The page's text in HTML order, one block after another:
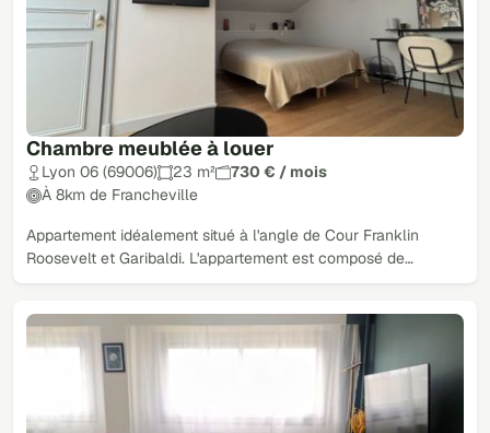
Chambre meublée à louer
Lyon 06 (69006) 23 m²
730 € / mois
À 8km de Francheville
Appartement idéalement situé à l'angle de Cour Franklin
Roosevelt et Garibaldi. L'appartement est composé de…